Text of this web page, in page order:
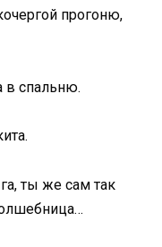
прогоню,
в спальню.
ты же сам так